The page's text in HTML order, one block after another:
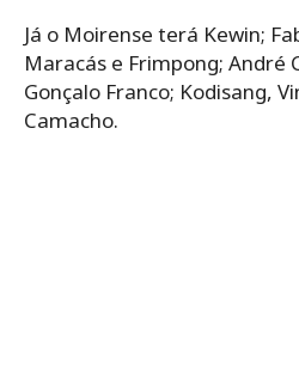
Já o Moirense terá Kewin;
Maracás e Frimpong; André
Gonçalo Franco; Kodisang,
Camacho.